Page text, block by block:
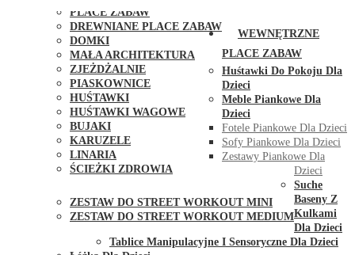
PLACE ZABAW
DREWNIANE PLACE ZABAW
DOMKI
MAŁA ARCHITEKTURA
ZJEŻDŻALNIE
PIASKOWNICE
HUŚTAWKI
HUŚTAWKI WAGOWE
BUJAKI
KARUZELE
LINARIA
ŚCIEŻKI ZDROWIA
ZESTAW DO STREET WORKOUT MINI
ZESTAW DO STREET WORKOUT MEDIUM
WEWNĘTRZNE
PLACE ZABAW
Huśtawki Do Pokoju Dla
Dzieci
Meble Piankowe Dla
Dzieci
Fotele Piankowe Dla Dzieci
Sofy Piankowe Dla Dzieci
Zestawy Piankowe Dla
Dzieci
Suche
Baseny Z
Kulkami
Dla Dzieci
Tablice Manipulacyjne I Sensoryczne Dla Dzieci